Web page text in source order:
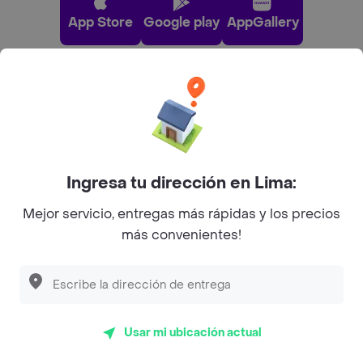
App Store Google play AppGallery
Pide tu comida favorita cerca de ti
2026 Rappi Inc. All rights reserved.
Ingresa tu dirección en Lima:
Mejor servicio, entregas más rápidas y los precios
más convenientes!
Usar mi ubicación actual